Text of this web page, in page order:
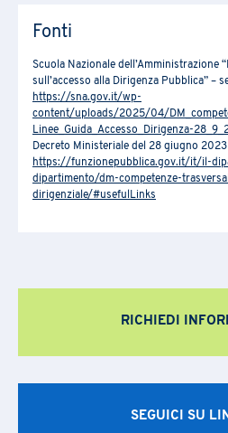
Fonti
Scuola Nazionale dell’Amministrazione
sull’accesso alla Dirigenza Pubblica” –
https://sna.gov.it/wp-
content/uploads/2025/04/
Linee_Guida_Accesso_Dirigenza-
Decreto Ministeriale del 28 giugno 2023
https://funzionepubblica.gov.it/it/il-
dipartimento/dm-competenze-
dirigenziale/#usefulLinks
RICHIEDI
SEGUICI SU